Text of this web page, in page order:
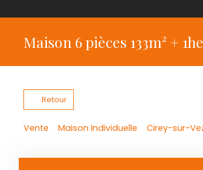
Maison 6 pièces 133m² +
Retour
Vente Maison Individuelle Cirey-sur-